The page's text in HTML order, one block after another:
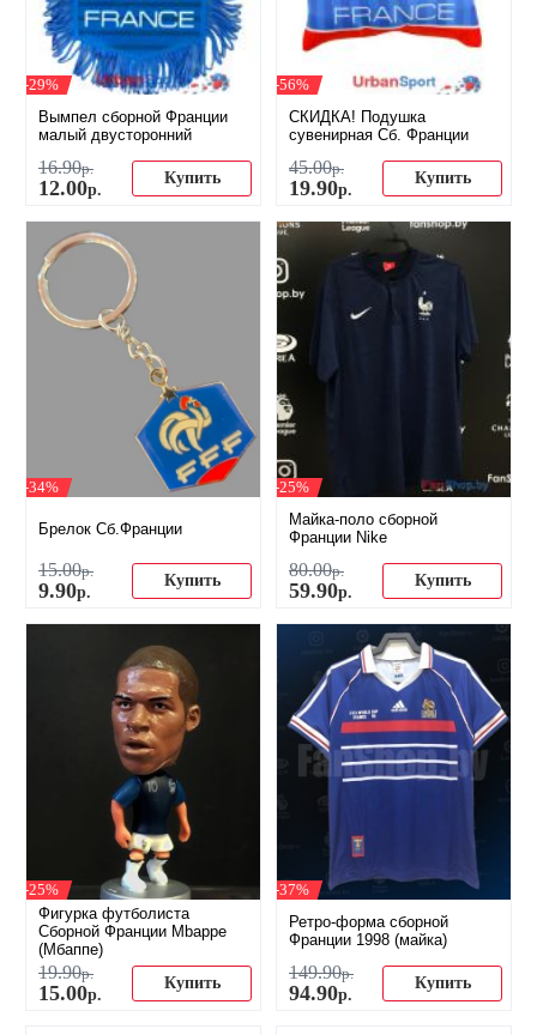
-29%
Вымпел сборной Франции
малый двусторонний
16.90р.
12.00р.
Купить
-56%
СКИДКА! Подушка
сувенирная Сб. Франции
45.00р.
19.90р.
Купить
-34%
Брелок Сб.Франции
15.00р.
9.90р.
Купить
-25%
Майка-поло сборной
Франции Nike
80.00р.
59.90р.
Купить
-25%
Фигурка футболиста
Сборной Франции Mbappe
(Мбаппе)
19.90р.
15.00р.
Купить
-37%
Ретро-форма сборной
Франции 1998 (майка)
149.90р.
94.90р.
Купить